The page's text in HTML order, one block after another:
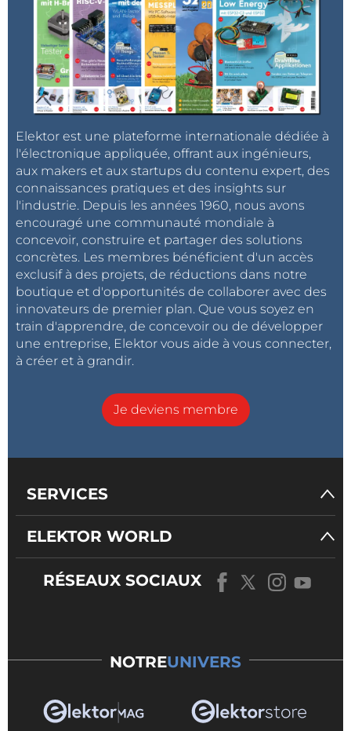
Elektor est une plateforme internationale dédiée à
l'électronique appliquée, offrant aux ingénieurs,
aux makers et aux startups du contenu expert, des
connaissances pratiques et des insights sur
l'industrie. Depuis les années 1960, nous avons
encouragé une communauté mondiale à
concevoir, construire et partager des solutions
concrètes. Les membres bénéficient d'un accès
exclusif à des projets, de réductions dans notre
boutique et d'opportunités de collaborer avec des
innovateurs de premier plan. Que vous soyez en
train d'apprendre, de concevoir ou de développer
une entreprise, Elektor vous aide à vous connecter,
à créer et à grandir.
Je deviens membre
SERVICES
ELEKTOR WORLD
RÉSEAUX SOCIAUX
NOTREUNIVERS